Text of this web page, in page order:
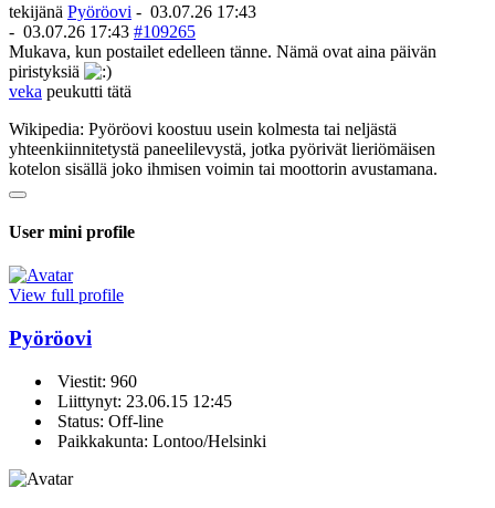
tekijänä Pyöröovi - 03.07.26 17:43
- 03.07.26 17:43 #109265
Mukava, kun postailet edelleen tänne. Nämä ovat aina päivän
piristyksiä
veka peukutti tätä
Wikipedia: Pyöröovi koostuu usein kolmesta tai neljästä
yhteenkiinnitetystä paneelilevystä, jotka pyörivät lieriömäisen
kotelon sisällä joko ihmisen voimin tai moottorin avustamana.
User mini profile
View full profile
Pyöröovi
Viestit: 960
Liittynyt: 23.06.15 12:45
Status: Off-line
Paikkakunta: Lontoo/Helsinki